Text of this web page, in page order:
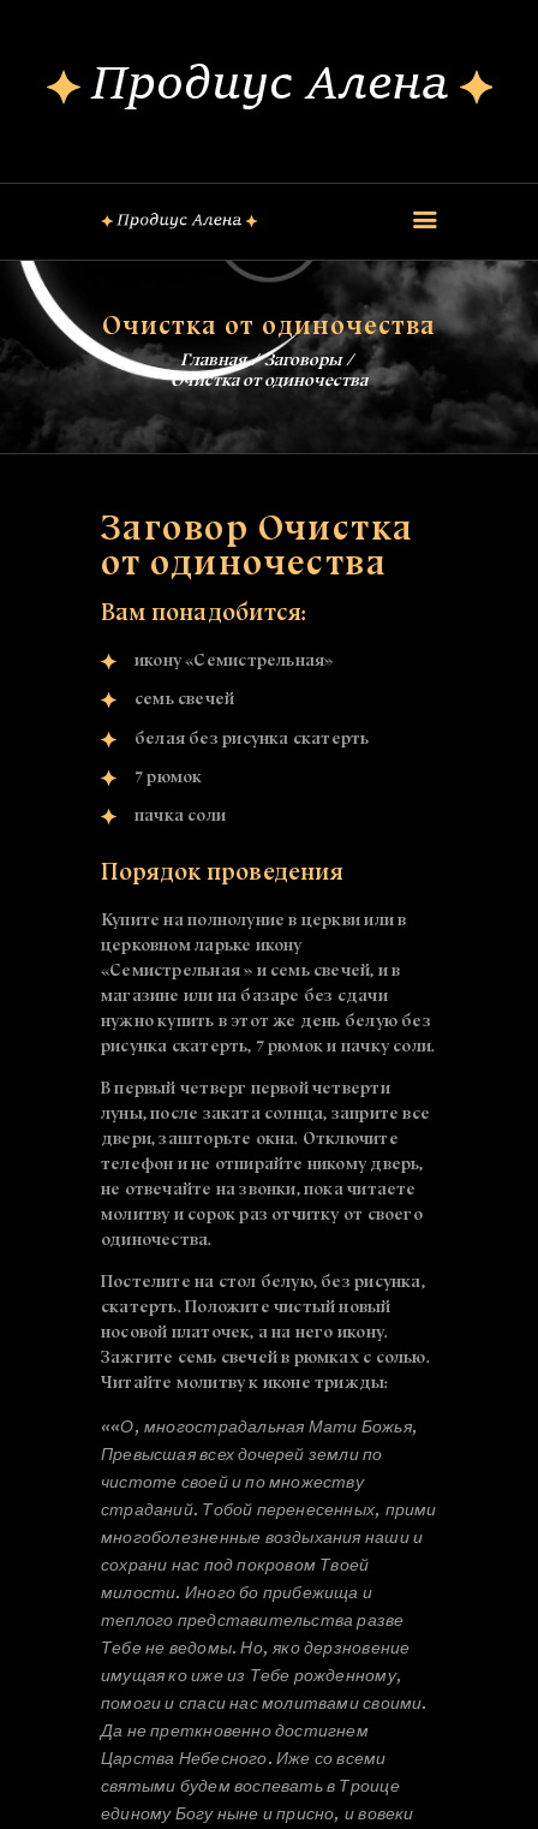
Очистка от одиночества
Главная
Заговоры
Очистка от одиночества
ШКОЛА МАГИИ
ЗАГОВОРЫ
БЛОГ
Заговор Очистка
от одиночества
Вам понадобится:
икону «Семистрельная»
семь свечей
белая без рисунка скатерть
7 рюмок
пачка соли
Порядок проведения
Купите на полнолуние в церкви или в
церковном ларьке икону
«Семистрельная » и семь свечей, и в
магазине или на базаре без сдачи
нужно купить в этот же день белую без
рисунка скатерть, 7 рюмок и пачку соли.
В первый четверг первой четверти
луны, после заката солнца, заприте все
двери, зашторьте окна. Отключите
телефон и не отпирайте никому дверь,
не отвечайте на звонки, пока читаете
молитву и сорок раз отчитку от своего
одиночества.
Постелите на стол белую, без рисунка,
скатерть. Положите чистый новый
носовой платочек, а на него икону.
Зажгите семь свечей в рюмках с солью.
Читайте молитву к иконе трижды:
««О, многострадальная Мати Божья,
Превысшая всех дочерей земли по
чистоте своей и по множеству
страданий. Тобой перенесенных, прими
многоболезненные воздыхания наши и
сохрани нас под покровом Твоей
милости. Иного бо прибежища и
теплого представительства разве
Тебе не ведомы. Но, яко дерзновение
имущая ко иже из Тебе рожденному,
помоги и спаси нас молитвами своими.
Да не преткновенно достигнем
Царства Небесного. Иже со всеми
святыми будем воспевать в Троице
единому Богу ныне и присно, и вовеки